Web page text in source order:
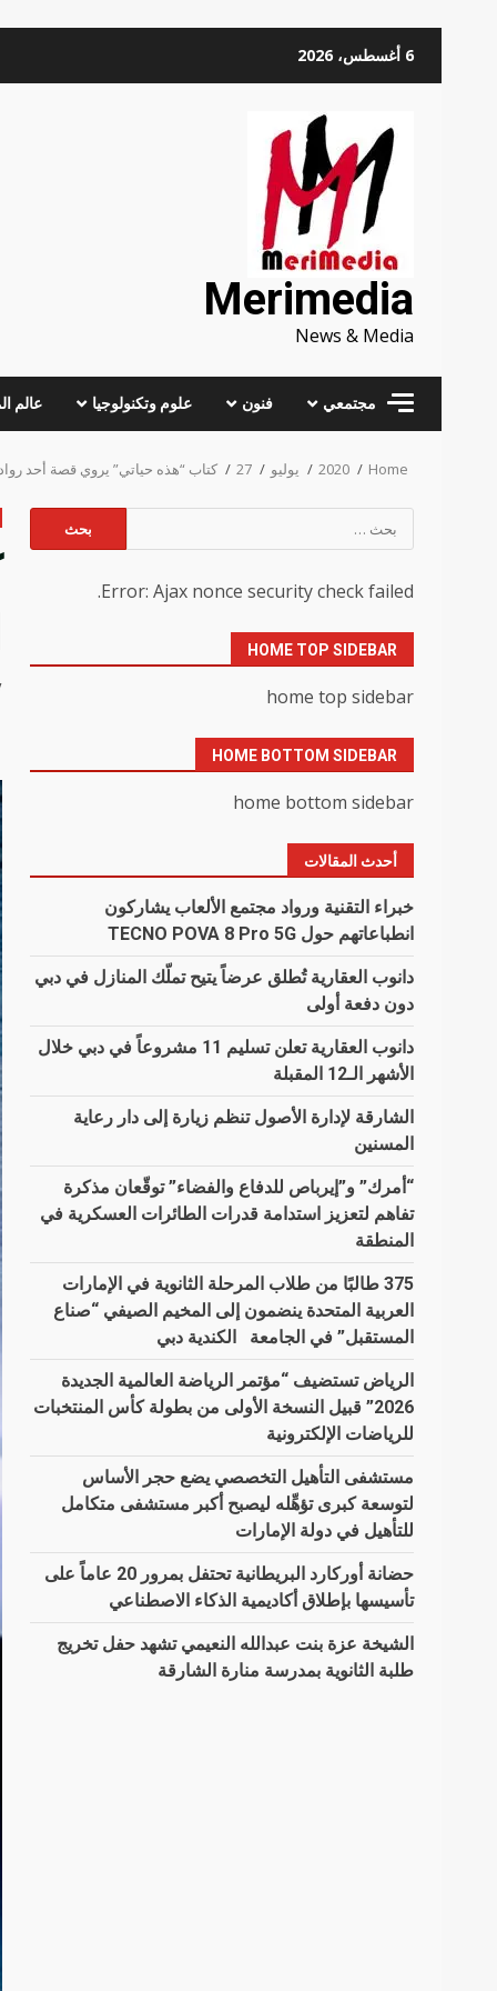
6 أغسطس، 2026
Merimedia
News & Media
مجتمعي فنون علوم وتكنولوجيا عالم
Home
2020 يوليو 27 كتاب “هذه حياتي” يروي قصة أحد
عن:
Error: Ajax nonce security check failed.
HOME TOP SIDEBAR
home top sidebar
HOME BOTTOM SIDEBAR
home bottom sidebar
أحدث المقالات
خبراء التقنية ورواد مجتمع الألعاب يشاركون
انطباعاتهم حول TECNO POVA 8 Pro 5G
دانوب العقارية تُطلق عرضاً يتيح تملّك المنازل في دبي
دون دفعة أولى
دانوب العقارية تعلن تسليم 11 مشروعاً في دبي خلال
الأشهر الـ12 المقبلة
الشارقة لإدارة الأصول تنظم زيارة إلى دار رعاية
المسنين
“أمرك” و”إيرباص للدفاع والفضاء” توقّعان مذكرة
تفاهم لتعزيز استدامة قدرات الطائرات العسكرية في
المنطقة
375 طالبًا من طلاب المرحلة الثانوية في الإمارات
العربية المتحدة ينضمون إلى المخيم الصيفي “صناع
المستقبل” في الجامعة الكندية دبي
الرياض تستضيف “مؤتمر الرياضة العالمية الجديدة
2026” قبيل النسخة الأولى من بطولة كأس المنتخبات
للرياضات الإلكترونية
مستشفى التأهيل التخصصي يضع حجر الأساس
لتوسعة كبرى تؤهِّله ليصبح أكبر مستشفى متكامل
للتأهيل في دولة الإمارات
حضانة أوركارد البريطانية تحتفل بمرور 20 عاماً على
تأسيسها بإطلاق أكاديمية الذكاء الاصطناعي
الشيخة عزة بنت عبدالله النعيمي تشهد حفل تخريج
طلبة الثانوية بمدرسة منارة الشارقة